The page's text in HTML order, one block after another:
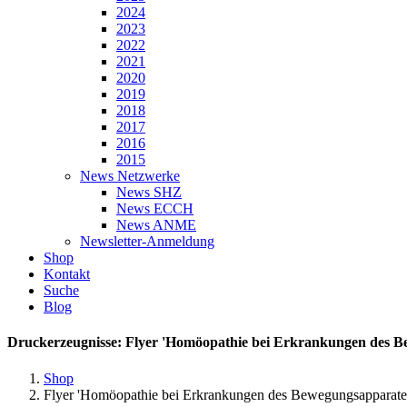
2024
2023
2022
2021
2020
2019
2018
2017
2016
2015
News Netzwerke
News SHZ
News ECCH
News ANME
Newsletter-Anmeldung
Shop
Kontakt
Suche
Blog
Druckerzeugnisse: Flyer 'Homöopathie bei Erkrankungen des
Shop
Flyer 'Homöopathie bei Erkrankungen des